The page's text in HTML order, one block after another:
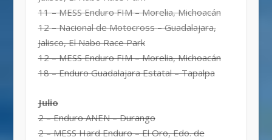
11 – MESS Enduro FIM – Morelia, Michoacán
12 – Nacional de Motocross – Guadalajara,
Jalisco, El Nabo Race Park
12 – MESS Enduro FIM – Morelia, Michoacán
18 – Enduro Guadalajara Estatal – Tapalpa
Julio
2 – Enduro ANEN – Durango
2 – MESS Hard Enduro – El Oro, Edo. de